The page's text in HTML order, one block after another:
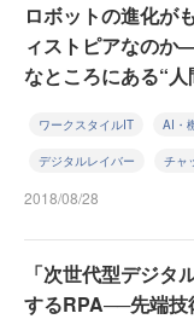
ロボットの進化が
ィストピアなの
なところにある“人
ワークスタイルIT AI・
デジタルレイバー チャ
2018/08/28
「次世代型デジタ
するRPA──先端技